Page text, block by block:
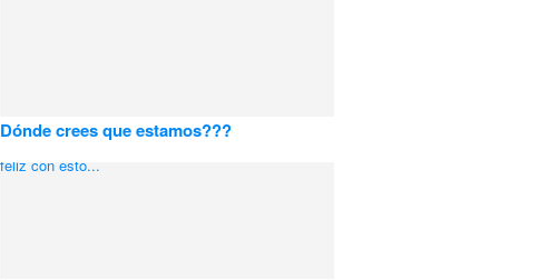
Dónde crees que estamos???